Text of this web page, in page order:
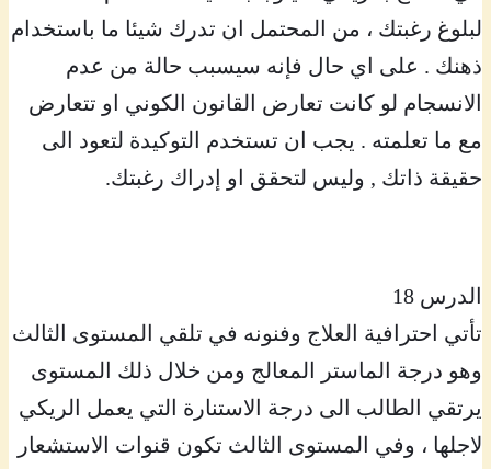
لبلوغ رغبتك ، من المحتمل ان تدرك شيئا ما باستخدام
ذهنك . على اي حال فإنه سيسبب حالة من عدم
الانسجام لو كانت تعارض القانون الكوني او تتعارض
مع ما تعلمته . يجب ان تستخدم التوكيدة لتعود الى
حقيقة ذاتك , وليس لتحقق او إدراك رغبتك.
الدرس 18
تأتي احترافية العلاج وفنونه في تلقي المستوى الثالث
وهو درجة الماستر المعالج ومن خلال ذلك المستوى
يرتقي الطالب الى درجة الاستنارة التي يعمل الريكي
لاجلها ، وفي المستوى الثالث تكون قنوات الاستشعار